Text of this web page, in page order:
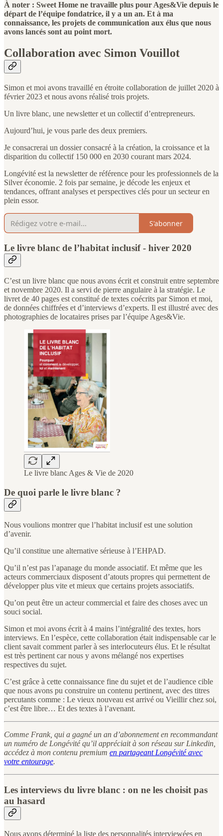
À noter : Sweet Home ne travaille plus pour Ages&Vie depuis le
départ de l’équipe fondatrice, il y a un an. Et à ma
connaissance, les projets de communication aux élus que nous
avons lancés sont au point mort.
Collaboration avec Simon Vouillot
Simon et moi avons travaillé en étroite collaboration de juillet 2020 à
février 2023 et nous avons réalisé trois projets.
Un livre blanc, une newsletter et un collectif d’entrepreneurs.
Aujourd’hui, je vous parle des deux premiers.
Je consacrerai un dossier consacré à la création, la croissance et la
disparition du collectif 150 000 en 2030 courant mars 2024.
Longévité est la newsletter de référence pour les professionnels de la
Silver économie. 2 fois par semaine, je décode les enjeux et
tendances, offrant analyses et perspectives clés pour un secteur en
plein essor.
S'abonner
Le livre blanc de l’habitat inclusif - hiver 2020
C’est un livre blanc que nous avons écrit et construit entre septembre
et novembre 2020. Il a servi de pierre angulaire à la stratégie. Le
livret de 40 pages est constitué de textes coécrits par Simon et moi,
de données chiffrées et d’interviews d’experts. Il est illustré avec des
photographies de locataires prises par l’équipe Ages&Vie.
Le livre blanc Ages & Vie de 2020
De quoi parle le livre blanc ?
Nous voulions montrer que l’habitat inclusif est une solution
d’avenir.
Qu’il constitue une alternative sérieuse à l’EHPAD.
Qu’il n’est pas l’apanage du monde associatif. Et même que les
acteurs commerciaux disposent d’atouts propres qui permettent de
développer plus vite et mieux que certains projets associatifs.
Qu’on peut être un acteur commercial et faire des choses avec un
souci social.
Simon et moi avons écrit à 4 mains l’intégralité des textes, hors
interviews. En l’espèce, cette collaboration était indispensable car le
client savait comment parler à ses interlocuteurs élus. Et le résultat
est très pertinent car nous y avons mélangé nos expertises
respectives du sujet.
C’est grâce à cette connaissance fine du sujet et de l’audience cible
que nous avons pu construire un contenu pertinent, avec des titres
percutants comme : Le vieux nouveau est arrivé ou Vieillir chez soi,
c’est être libre… Et des textes à l’avenant.
Comme Frank, qui a gagné un an d’abonnement en recommandant
un numéro de Longévité qu’il appréciait à son réseau sur Linkedin,
accédez à mon contenu premium en partageant Longévité avec
votre entourage.
Les interviews du livre blanc : on ne les choisit pas
au hasard
Nous avons déterminé la liste des personnalités interviewées en